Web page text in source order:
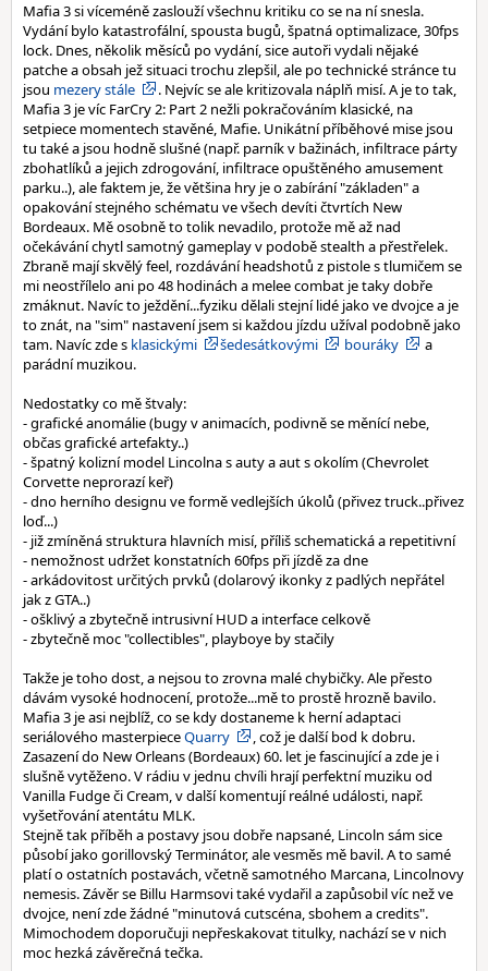
Mafia 3 si víceméně zaslouží všechnu kritiku co se na ní snesla.
Vydání bylo katastrofální, spousta bugů, špatná optimalizace, 30fps
lock. Dnes, několik měsíců po vydání, sice autoři vydali nějaké
patche a obsah jež situaci trochu zlepšil, ale po technické stránce tu
jsou mezery stále
. Nejvíc se ale kritizovala náplň misí. A je to tak,
Mafia 3 je víc FarCry 2: Part 2 nežli pokračováním klasické, na
setpiece momentech stavěné, Mafie. Unikátní příběhové mise jsou
tu také a jsou hodně slušné (např. parník v bažinách, infiltrace párty
zbohatlíků a jejich zdrogování, infiltrace opuštěného amusement
parku..), ale faktem je, že většina hry je o zabírání "základen" a
opakování stejného schématu ve všech devíti čtvrtích New
Bordeaux. Mě osobně to tolik nevadilo, protože mě až nad
očekávání chytl samotný gameplay v podobě stealth a přestřelek.
Zbraně mají skvělý feel, rozdávání headshotů z pistole s tlumičem se
mi neostřílelo ani po 48 hodinách a melee combat je taky dobře
zmáknut. Navíc to ježdění...fyziku dělali stejní lidé jako ve dvojce a je
to znát, na "sim" nastavení jsem si každou jízdu užíval podobně jako
tam. Navíc zde s klasickými šedesátkovými bouráky
a
parádní muzikou.
Nedostatky co mě štvaly:
- grafické anomálie (bugy v animacích, podivně se měnící nebe,
občas grafické artefakty..)
- špatný kolizní model Lincolna s auty a aut s okolím (Chevrolet
Corvette neprorazí keř)
- dno herního designu ve formě vedlejších úkolů (přivez truck..přivez
loď...)
- již zmíněná struktura hlavních misí, příliš schematická a repetitivní
- nemožnost udržet konstatních 60fps při jízdě za dne
- arkádovitost určitých prvků (dolarový ikonky z padlých nepřátel
jak z GTA..)
- ošklivý a zbytečně intrusivní HUD a interface celkově
- zbytečně moc "collectibles", playboye by stačily
Takže je toho dost, a nejsou to zrovna malé chybičky. Ale přesto
dávám vysoké hodnocení, protože...mě to prostě hrozně bavilo.
Mafia 3 je asi nejblíž, co se kdy dostaneme k herní adaptaci
seriálového masterpieceQuarry
, což je další bod k dobru.
Zasazení do New Orleans (Bordeaux) 60. let je fascinující a zde je i
slušně vytěženo. V rádiu v jednu chvíli hrají perfektní muziku od
Vanilla Fudge či Cream, v další komentují reálné události, např.
vyšetřování atentátu MLK.
Stejně tak příběh a postavy jsou dobře napsané, Lincoln sám sice
působí jako gorillovský Terminátor, ale vesměs mě bavil. A to samé
platí o ostatních postavách, včetně samotného Marcana, Lincolnovy
nemesis. Závěr se Billu Harmsovi také vydařil a zapůsobil víc než ve
dvojce, není zde žádné "minutová cutscéna, sbohem a credits".
Mimochodem doporučuji nepřeskakovat titulky, nachází se v nich
moc hezká závěrečná tečka.